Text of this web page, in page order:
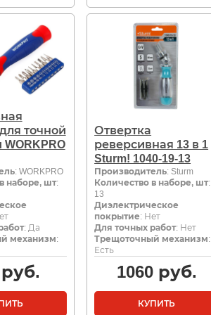
точной
: WORKPRO
наборе, шт:
: Да
механизм:
Отвертка
реверсивная 13 в 1
Sturm! 1040-19-13
Производитель: Sturm
Количество в наборе, шт:
13
Диэлектрическое
покрытие: Нет
Для точных работ: Нет
Трещоточный механизм:
Есть
1060руб.
КУПИТЬ